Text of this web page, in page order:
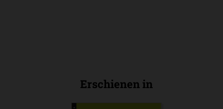
Erschienen in